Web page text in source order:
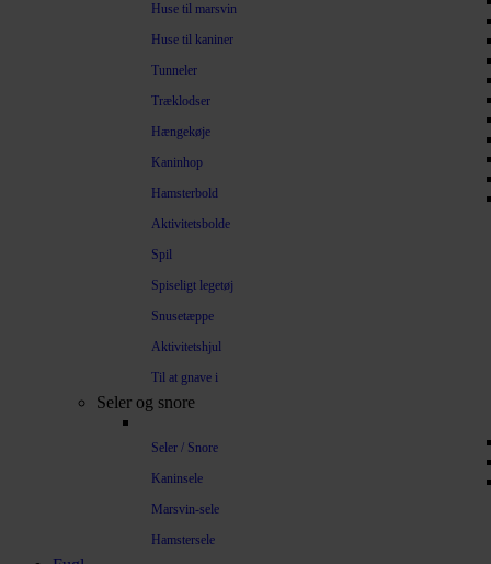
Huse til marsvin
Huse til kaniner
Tunneler
Træklodser
Hængekøje
Kaninhop
Hamsterbold
Aktivitetsbolde
Spil
Spiseligt legetøj
Snusetæppe
Aktivitetshjul
Til at gnave i
Seler og snore
Seler / Snore
Kaninsele
Marsvin-sele
Hamstersele